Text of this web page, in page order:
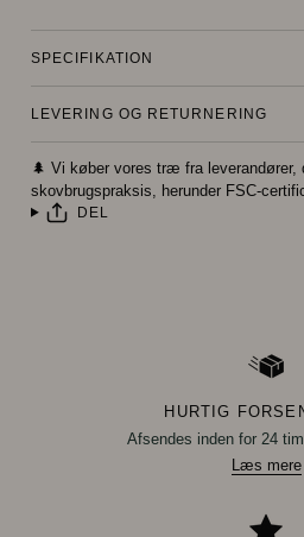
SPECIFIKATION
LEVERING OG RETURNERING
🌲 Vi køber vores træ fra leverandører,
skovbrugspraksis, herunder FSC-
DEL
HURTIG
Afsendes inden for 24
Læs mere